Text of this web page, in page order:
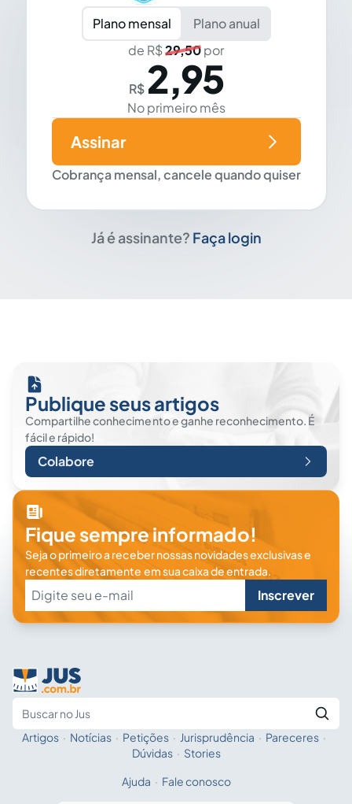
Plano mensal
Plano anual
de R$29,50por
R$ 2,95
No primeiro mês
Cobrança mensal, cancele quando quiser
Assinar
Já é assinante? Faça login
Publique seus artigos
Compartilhe conhecimento e ganhe reconhecimento. É
fácil e rápido!
Colabore
Fique sempre informado!
Seja o primeiro a receber nossas novidades exclusivas e
recentes diretamente em sua caixa de entrada.
Inscrever
Fale com a IA
Artigos · Notícias · Petições · Jurisprudência · Pareceres ·
Dúvidas · Stories
Ajuda · Fale conosco